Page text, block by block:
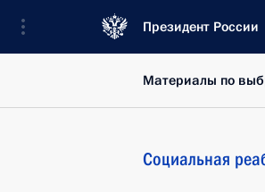
Президент России
Материалы по
Социальная